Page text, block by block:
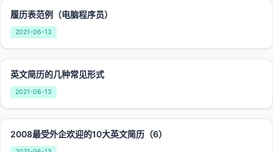
履历表范例（电脑程序员）
2021-06-13
英文简历的几种常见形式
2021-06-13
2008最受外企欢迎的10大英文简历（6）